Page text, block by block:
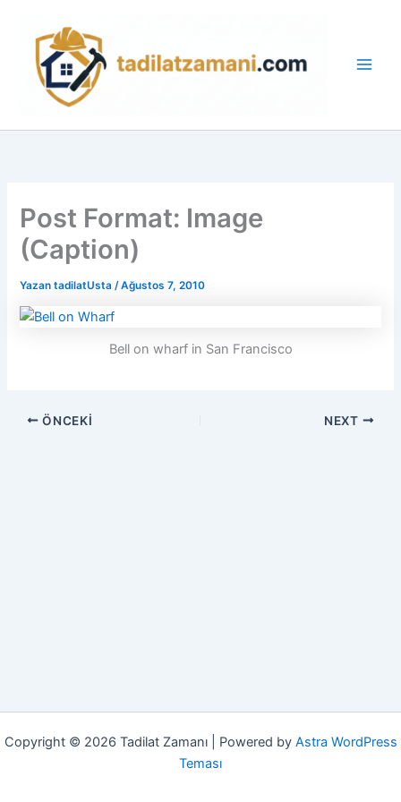
Post Format: Image
(Caption)
Yazan tadilatUsta /Ağustos 7, 2010
Bell on wharf in San Francisco
ÖNCEKI NEXT
Copyright © 2026 Tadilat Zamanı | Powered by Astra WordPress
Teması